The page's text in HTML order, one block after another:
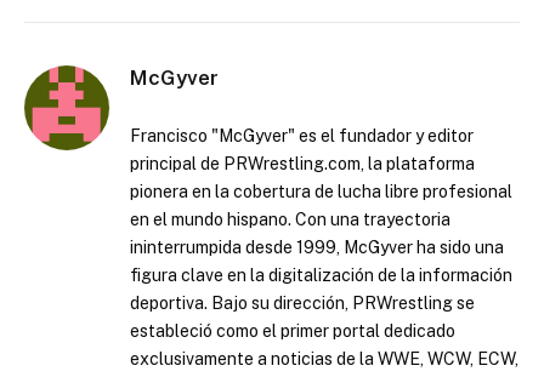
McGyver
Francisco "McGyver" es el fundador y editor
principal de PRWrestling.com, la plataforma
pionera en la cobertura de lucha libre profesional
en el mundo hispano. Con una trayectoria
ininterrumpida desde 1999, McGyver ha sido una
figura clave en la digitalización de la información
deportiva. Bajo su dirección, PRWrestling se
estableció como el primer portal dedicado
exclusivamente a noticias de la WWE, WCW, ECW,